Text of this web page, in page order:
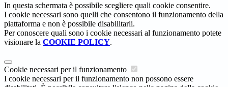
In questa schermata è possibile scegliere quali cookie consentire.
I cookie necessari sono quelli che consentono il funzionamento della
piattaforma e non è possibile disabilitarli.
Per conoscere quali sono i cookie necessari al funzionamento potete
visionare la COOKIE POLICY.
Cookie necessari per il funzionamento
I cookie necessari per il funzionamento non possono essere